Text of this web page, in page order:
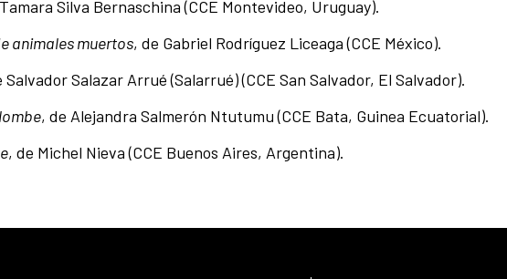
Silva Bernaschina (CCE Montevideo, Uruguay).
animales muertos, de Gabriel Rodríguez Liceaga (CCE México).
Salvador Salazar Arrué (Salarrué) (CCE San Salvador, El Salvador).
, de Alejandra Salmerón Ntutumu (CCE Bata, Guinea Ecuatorial).
, de Michel Nieva (CCE Buenos Aires, Argentina).